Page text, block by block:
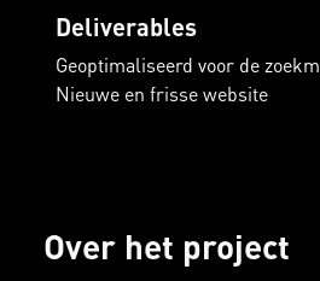
Deliverables
Geoptimaliseerd voor de
Nieuwe en frisse website
Over het project